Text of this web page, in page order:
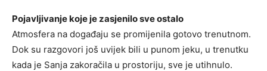
Pojavljivanje koje je zasjenilo sve ostalo
Atmosfera na događaju se promijenila gotovo trenutnom.
Dok su razgovori još uvijek bili u punom jeku, u trenutku
kada je Sanja zakoračila u prostoriju, sve je utihnulo.